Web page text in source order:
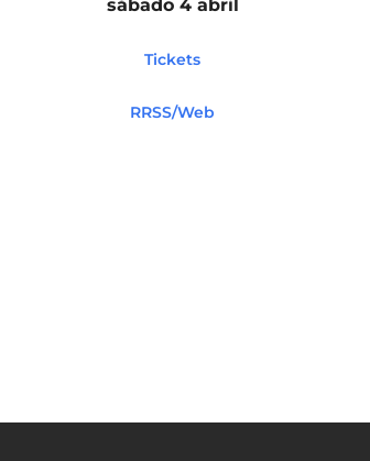
sábado 4 abril
Tickets
RRSS/Web